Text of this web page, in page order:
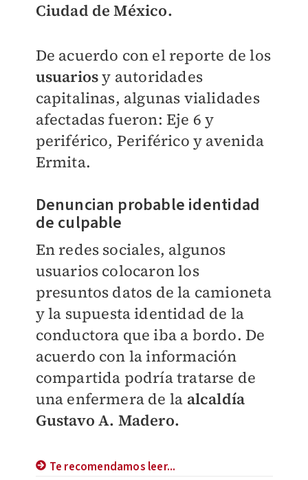
Ciudad de México.
De acuerdo con el reporte de los
usuariosy autoridades
capitalinas, algunas vialidades
afectadas fueron: Eje 6 y
periférico, Periférico y avenida
Ermita.
Denuncian probable identidad
de culpable
En redes sociales, algunos
usuarios colocaron los
presuntos datos de la camioneta
y la supuesta identidad de la
conductora que iba a bordo. De
acuerdo con la información
compartida podría tratarse de
una enfermera de la alcaldía
Gustavo A. Madero.
Te recomendamos leer...